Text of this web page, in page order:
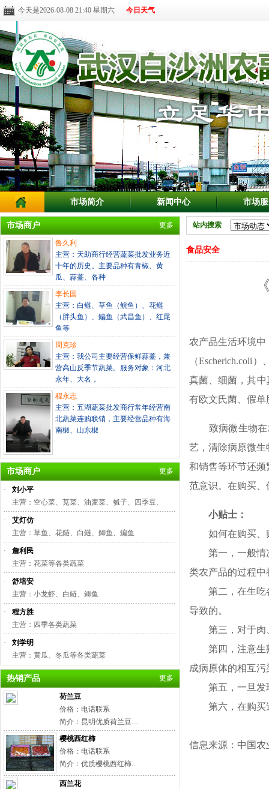
今天是2026-08-08 21:40 星期六 今日天气
市场简介 新闻中心 市场
市场商户 更多
鲁久利
主营：天助商行经营蔬菜批发业务近
十年的历史。主要品种有青椒、黄
瓜、蒜薹、各种
李长国
主营：白鲢、草鱼（鲩鱼）、花鲢
（胖头鱼）、鳊鱼（武昌鱼）、红尾
鱼等
周克珍
主营：我公司主要经营保鲜蒜薹，兼
营高山反季节蔬菜。服务对象：河北
永年、大名，
程永志
主营：五湖蔬菜批发商行常年经营南
北蔬菜连购联销，主要经营品种有海
南椒、山东椒
市场商户 更多
·
刘小平
主营：空心菜、苋菜、油麦菜、瓠子、四季豆、
·
艾灯仿
主营：草鱼、花鲢、白鲢、鲫鱼、鳊鱼
·
詹利民
主营：花菜等各类蔬菜
·
舒培安
主营：小龙虾、白鲢、鲫鱼
·
程方胜
主营：四季各类蔬菜
·
刘学明
主营：黄瓜、冬瓜等各类蔬菜
热销产品 更多
荷兰豆
价格：电话联系
简介：昆明优质荷兰豆....
樱桃西红柿
价格：电话联系
简介：优质樱桃西红柿...
西兰花
站内搜索
食品安全
农产品生活环境
（Escherich.coli
真菌、细菌，其中
有欧文氏菌、假
致病微生物在农
艺，清除病原微
和销售等环节还
范意识。在购买
小贴士：
如何在购买、贮
第一，一般情况
类农产品的过程
第二，在生吃各
导致的。
第三，对于肉、
第四，注意生熟
成病原体的相互污
第五，一旦发现
第六，在购买过
信息来源：中国农